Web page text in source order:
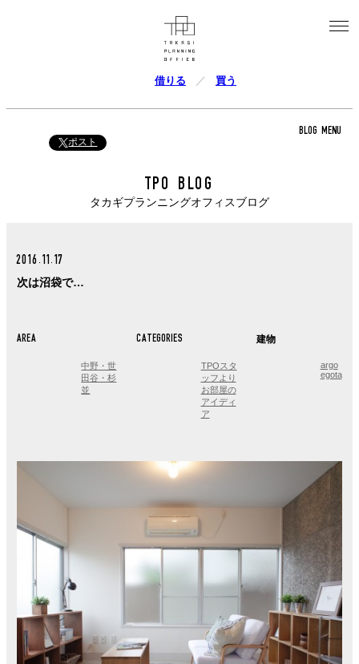
借りる 買う
ポスト
BLOG MENU
TPO BLOG
タカギプランニングオフィスブログ
2016.11.17
次は沼袋で…
AREA
中野・世
田谷・杉
並
CATEGORIES
TPOスタ
ッフより
お部屋の
アイディ
ア
建物
argo
egota